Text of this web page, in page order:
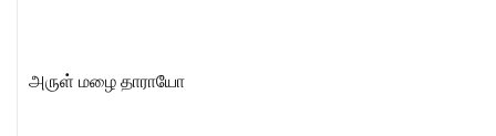
அருள் மழை தாராயோ